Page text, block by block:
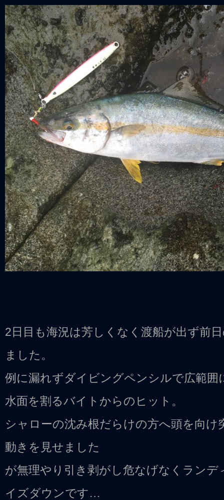
2日目も海況は芳しくなく渡船が出ず前
ました。
例に漏れずダイビングペンシルで広範囲
水面を割るバイトからのヒット。
シャローの沈み根だらけの方へ頭を向け
動きを見せました
が無理やり引き剥がし危なげなくランデ
イズダウンです…